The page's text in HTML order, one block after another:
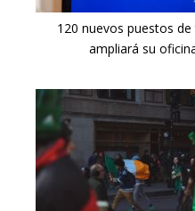
120 nuevos puestos
ampliará su